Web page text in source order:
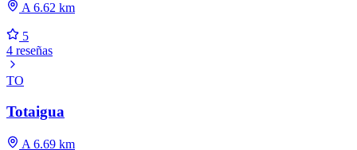
A 6.62 km
5
4 reseñas
TO
Totaigua
A 6.69 km